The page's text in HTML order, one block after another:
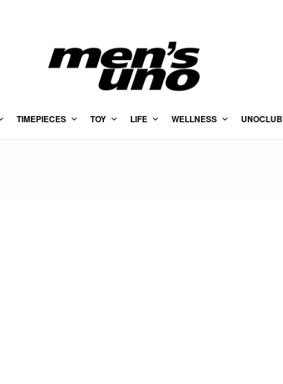
TIMEPIECES TOY LIFE WELLNESS UNOCLUB